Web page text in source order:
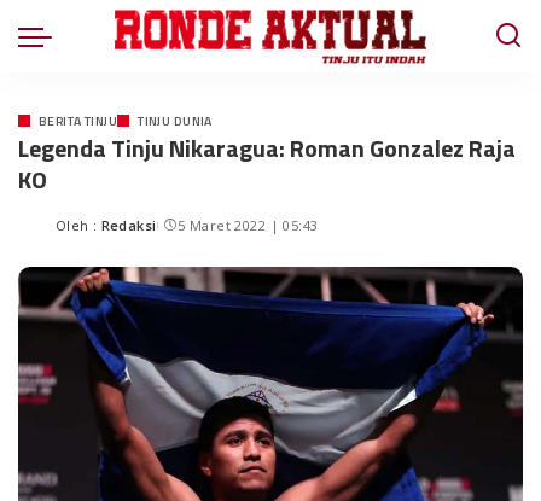
BERITA TINJU TINJU DUNIA
Legenda Tinju Nikaragua: Roman Gonzalez Raja
KO
Oleh : Redaksi 5 Maret 2022 | 05:43